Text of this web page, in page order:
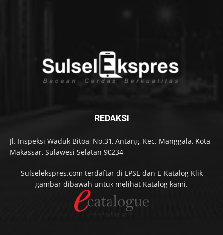
REDAKSI
Jl. Inspeksi Waduk Bitoa, No.31, Antang, Kec. Manggala, Kota
Makassar, Sulawesi Selatan 90234
Sulselekspres.com terdaftar di LPSE dan E-Katalog Klik
gambar dibawah untuk melihat Katalog kami.